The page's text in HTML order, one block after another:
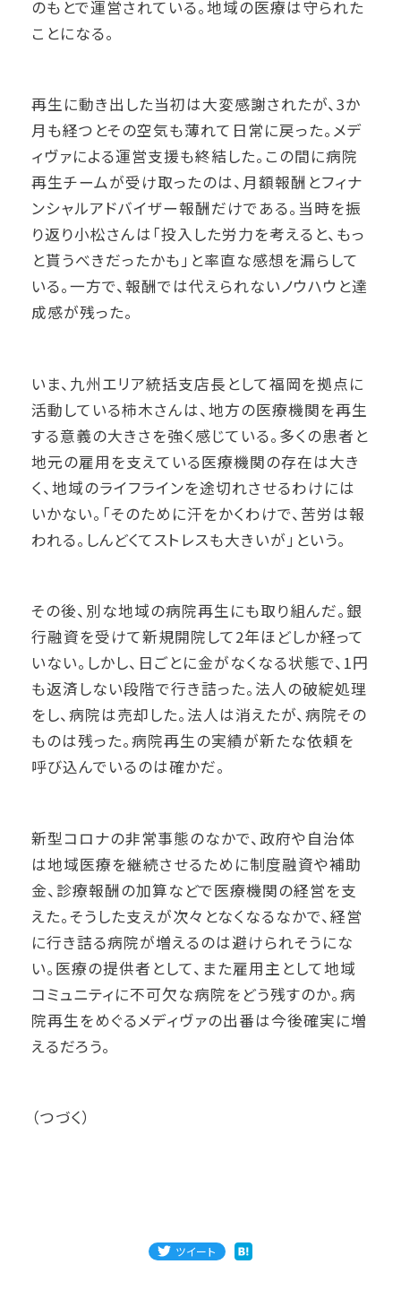
のもとで運営されている。地域の医療は守られた
ことになる。
再生に動き出した当初は大変感謝されたが、3か
月も経つとその空気も薄れて日常に戻った。メデ
ィヴァによる運営支援も終結した。この間に病院
再生チームが受け取ったのは、月額報酬とフィナ
ンシャルアドバイザー報酬だけである。当時を振
り返り小松さんは「投入した労力を考えると、もっ
と貰うべきだったかも」と率直な感想を漏らして
いる。一方で、報酬では代えられないノウハウと達
成感が残った。
いま、九州エリア統括支店長として福岡を拠点に
活動している柿木さんは、地方の医療機関を再生
する意義の大きさを強く感じている。多くの患者と
地元の雇用を支えている医療機関の存在は大き
く、地域のライフラインを途切れさせるわけには
いかない。「そのために汗をかくわけで、苦労は報
われる。しんどくてストレスも大きいが」という。
その後、別な地域の病院再生にも取り組んだ。銀
行融資を受けて新規開院して2年ほどしか経って
いない。しかし、日ごとに金がなくなる状態で、1円
も返済しない段階で行き詰った。法人の破綻処理
をし、病院は売却した。法人は消えたが、病院その
ものは残った。病院再生の実績が新たな依頼を
呼び込んでいるのは確かだ。
新型コロナの非常事態のなかで、政府や自治体
は地域医療を継続させるために制度融資や補助
金、診療報酬の加算などで医療機関の経営を支
えた。そうした支えが次々となくなるなかで、経営
に行き詰る病院が増えるのは避けられそうにな
い。医療の提供者として、また雇用主として地域
コミュニティに不可欠な病院をどう残すのか。病
院再生をめぐるメディヴァの出番は今後確実に増
えるだろう。
（つづく）
ツイート